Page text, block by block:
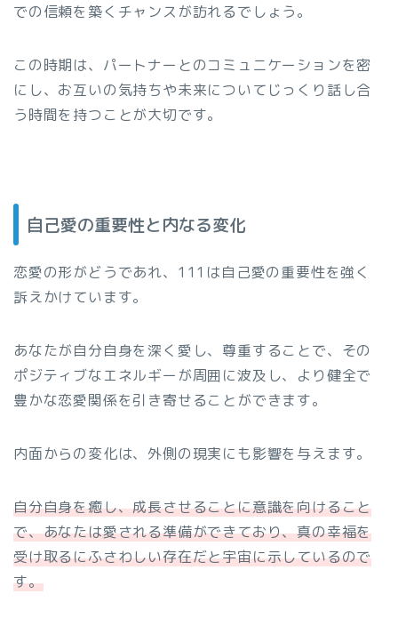
での信頼を築くチャンスが訪れるでしょう。
この時期は、パートナーとのコミュニケーションを密
にし、お互いの気持ちや未来についてじっくり話し合
う時間を持つことが大切です。
自己愛の重要性と内なる変化
恋愛の形がどうであれ、111は自己愛の重要性を強く
訴えかけています。
あなたが自分自身を深く愛し、尊重することで、その
ポジティブなエネルギーが周囲に波及し、より健全で
豊かな恋愛関係を引き寄せることができます。
内面からの変化は、外側の現実にも影響を与えます。
自分自身を癒し、成長させることに意識を向けること
で、あなたは愛される準備ができており、真の幸福を
受け取るにふさわしい存在だと宇宙に示しているので
す。